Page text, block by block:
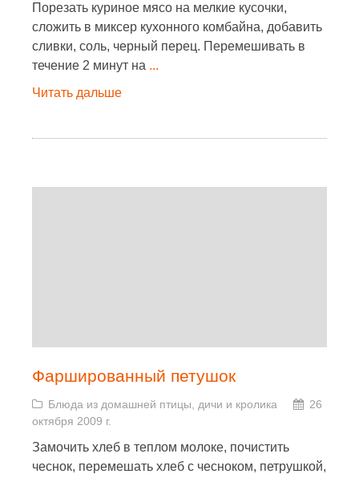
Порезать куриное мясо на мелкие кусочки,
сложить в миксер кухонного комбайна, добавить
сливки, соль, черный перец. Перемешивать в
течение 2 минут на ...
Читать дальше
Фаршированный петушок
Блюда из домашней птицы, дичи и кролика
26
октября 2009 г.
Замочить хлеб в теплом молоке, почистить
чеснок, перемешать хлеб с чесноком, петрушкой,